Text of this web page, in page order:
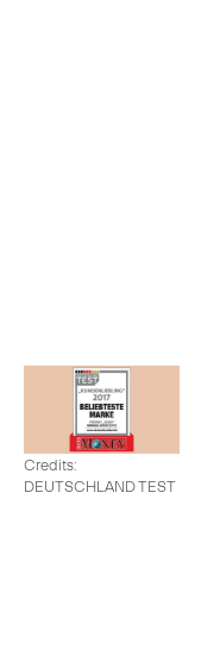
Credits:
DEUTSCHLAND TEST